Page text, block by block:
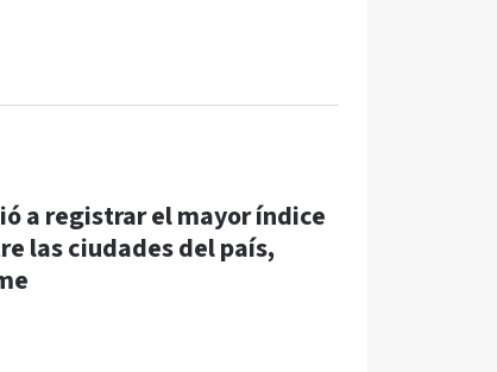
a registrar el mayor índice
las ciudades del país,